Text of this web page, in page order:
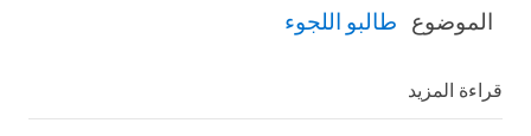
الموضوع طالبو اللجوء
قراءة المزيد